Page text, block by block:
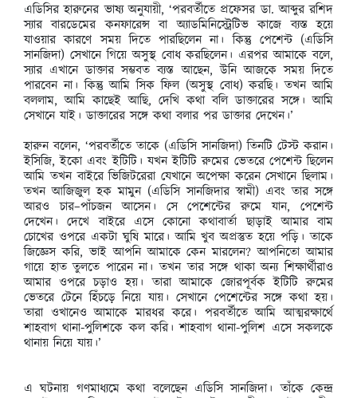
এডিসির হারুনের ভাষ্য অনুযায়ী, ‘পরবর্তীতে প্রফেসর ডা. আব্দুর রশিদ
স্যার বারডেমের কনফারেন্স বা অ্যাডমিনিস্ট্রেটিভ কাজে ব্যস্ত হয়ে
যাওয়ার কারণে সময় দিতে পারছিলেন না। কিন্তু পেশেন্ট (এডিসি
সানজিদা) সেখানে গিয়ে অসুস্থ বোধ করছিলেন। এরপর আমাকে বলে,
স্যার এখানে ডাক্তার সম্ভবত ব্যস্ত আছেন, উনি আজকে সময় দিতে
পারবেন না। কিন্তু আমি সিক ফিল (অসুস্থ বোধ) করছি। তখন আমি
বললাম, আমি কাছেই আছি, দেখি কথা বলি ডাক্তারের সঙ্গে। আমি
সেখানে যাই। ডাক্তারের সঙ্গে কথা বলার পর ডাক্তার দেখেন।’
হারুন বলেন, ‘পরবর্তীতে তাকে (এডিসি সানজিদা) তিনটি টেস্ট করান।
ইসিজি, ইকো এবং ইটিটি। যখন ইটিটি রুমের ভেতরে পেশেন্ট ছিলেন
আমি তখন বাইরে ভিজিটরেরা যেখানে অপেক্ষা করেন সেখানে ছিলাম।
তখন আজিজুল হক মামুন (এডিসি সানজিদার স্বামী) এবং তার সঙ্গে
আরও চার–পাঁচজন আসেন। সে পেশেন্টের রুমে যান, পেশেন্ট
দেখেন। দেখে বাইরে এসে কোনো কথাবার্তা ছাড়াই আমার বাম
চোখের ওপরে একটা ঘুষি মারে। আমি খুব অপ্রস্তুত হয়ে পড়ি। তাকে
জিজ্ঞেস করি, ভাই আপনি আমাকে কেন মারলেন? আপনিতো আমার
গায়ে হাত তুলতে পারেন না। তখন তার সঙ্গে থাকা অন্য শিক্ষার্থীরাও
আমার ওপরে চড়াও হয়। তারা আমাকে জোরপূর্বক ইটিটি রুমের
ভেতরে টেনে হিঁচড়ে নিয়ে যায়। সেখানে পেশেন্টের সঙ্গে কথা হয়।
তারা ওখানেও আমাকে মারধর করে। পরবর্তীতে আমি আত্মরক্ষার্থে
শাহবাগ থানা-পুলিশকে কল করি। শাহবাগ থানা-পুলিশ এসে সকলকে
থানায় নিয়ে যায়।’
এ ঘটনায় গণমাধ্যমে কথা বলেছেন এডিসি সানজিদা। তাঁকে কেন্দ্র